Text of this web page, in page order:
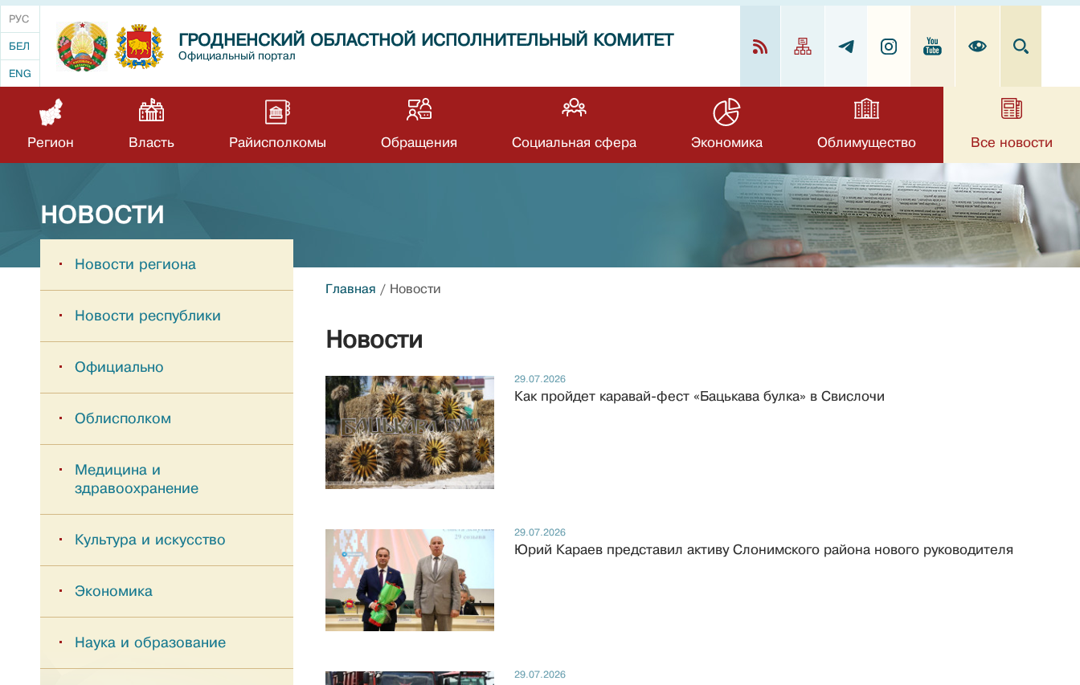
РУС
БЕЛ
ENG
ГРОДНЕНСКИЙ ОБЛАСТНОЙ ИСПОЛНИТЕЛЬНЫЙ КОМИТЕТ
Официальный портал
Регион Власть Райисполкомы Обращения Социальная сфера Экономика Облимущество Все новости
НОВОСТИ
Новости региона
Новости республики
Официально
Облисполком
Медицина и
здравоохранение
Культура и искусство
Экономика
Наука и образование
Главная / Новости
Новости
29.07.2026
Как пройдет каравай-фест «Бацькава булка» в Свислочи
29.07.2026
Юрий Караев представил активу Слонимского района нового руководителя
29.07.2026